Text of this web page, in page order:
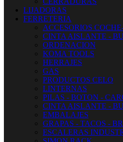
LIJADORAS
FERRETERIA
ACCESORIOS
CINTA AISLANTE -
ORDENACION
KOMA TOOLS
HERRAJES
GAS
PRODUCTOS CELO
LINTERNAS
PILAS - BOTON -
CINTA AISLANTE -
EMBALAJES
GRAPAS - TACOS -
ESCALERAS